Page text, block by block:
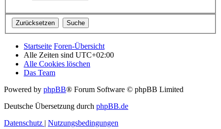
Startseite Foren-Übersicht
Alle Zeiten sind UTC+02:00
Alle Cookies löschen
Das Team
Powered by phpBB® Forum Software © phpBB Limited
Deutsche Übersetzung durch phpBB.de
Datenschutz | Nutzungsbedingungen